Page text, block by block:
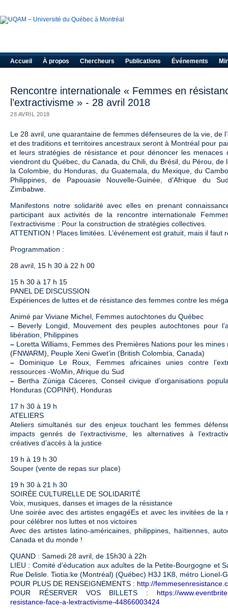
Accueil À propos Chercheurs Publications Événements
Rencontre internationale « Femmes en
l’extractivisme » - 28 avril 2018
28 AVRIL 2018
Le 28 avril, une quarantaine de femmes défenseures de la vie, de
et des traditions et territoires ancestraux seront à Montréal pour
et leurs stratégies de résistance et pour dénoncer les menaces
viendront du Québec, du Canada, du Chili, du Brésil, du Pérou, de
la Colombie, du Honduras, du Guatemala, du Mexique, du
Philippines, de Papouasie Nouvelle-Guinée, d’Afrique du
Zimbabwe.
Manifestons notre solidarité avec elles en prenant
participant aux activités de la rencontre internationale
l’extractivisme : Pour la construction de stratégies collectives.
ATTENTION ! Places limitées. L’événement est gratuit, mais il faut
Programmation :
28 avril, 15 h 30 à 22 h 00
15 h 30 à 17 h 15
PANEL DE DISCUSSION
Expériences de luttes et de résistance des femmes contre les
Animé par Viviane Michel, Femmes autochtones du Québec
– Beverly Longid, Mouvement des peuples autochtones pour
libération, Philippines
– Loretta Williams, Femmes des Premières Nations pour les mines
(FNWARM), Peuple Xeni Gwet’in (British Colombia, Canada)
– Dominique Le Roux, Femmes africaines unies contre
ressources -WoMin, Afrique du Sud
– Bertha Zúniga Cáceres, Conseil civique d’organisations
Honduras (COPINH), Honduras
17 h 30 à 19 h
ATELIERS
Ateliers simultanés sur des enjeux touchant les femmes
impacts genrés de l’extractivisme, les alternatives à
créatives d’accès à la justice
19 h à 19 h 30
Souper (vente de repas sur place)
19 h 30 à 21 h 30
SOIRÉE CULTURELLE DE SOLIDARITÉ
Voix, musiques, danses et images de la résistance
Une soirée avec des artistes engagéEs et avec les invitées de la
pour célébrer nos luttes et nos victoires
Avec des artistes latino-américaines, philippines, haïtiennes,
Canada et du monde !
QUAND : Samedi 28 avril, de 15h30 à 22h
LIEU : Comité d’éducation aux adultes de la Petite-Bourgogne et
Rue Delisle. Tiotia:ke (Montréal) (Québec) H3J 1K8, métro Lionel-
POUR PLUS DE RENSEIGNEMENTS : http://
POUR RÉSERVER VOS BILLETS : https://
resistance-face-a-lextractivisme-44866003424